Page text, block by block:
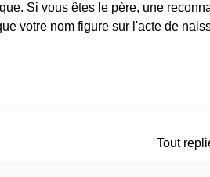
Si vous êtes le père, une
votre nom figure sur l'acte de
Tout